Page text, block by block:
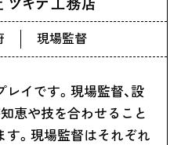
現場監督
イです。現場監督、設
恵や技を合わせること
す。現場監督はそれぞれ